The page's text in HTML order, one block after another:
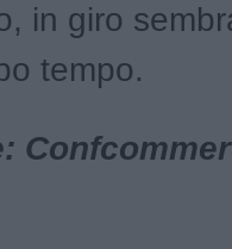
in giro
tempo.